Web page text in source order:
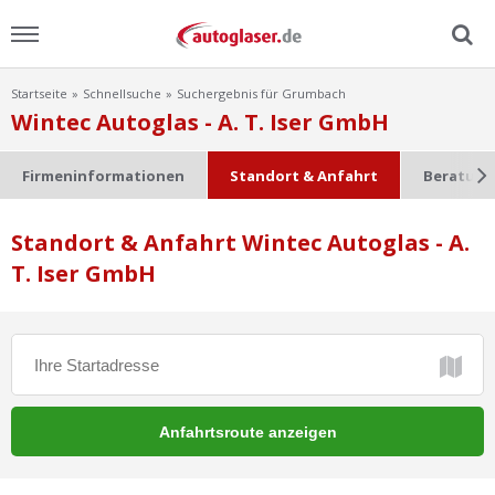
Menu
Home
Ratgeber
Scheibensuche
Startseite Schnellsuche Suchergebnis für Grumbach
Wintec Autoglas - A. T. Iser GmbH
Firmeninformationen Standort & Anfahrt
Standort & Anfahrt Wintec Autoglas - A.
T. Iser GmbH